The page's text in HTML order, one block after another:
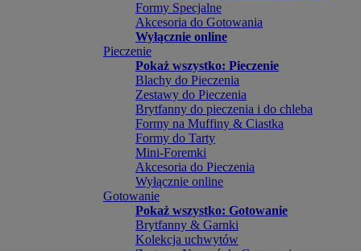
Formy Specjalne
Akcesoria do Gotowania
Wyłącznie online
Pieczenie
Pokaż wszystko: Pieczenie
Blachy do Pieczenia
Zestawy do Pieczenia
Brytfanny do pieczenia i do chleba
Formy na Muffiny & Ciastka
Formy do Tarty
Mini-Foremki
Akcesoria do Pieczenia
Wyłącznie online
Gotowanie
Pokaż wszystko: Gotowanie
Brytfanny & Garnki
Kolekcja uchwytów